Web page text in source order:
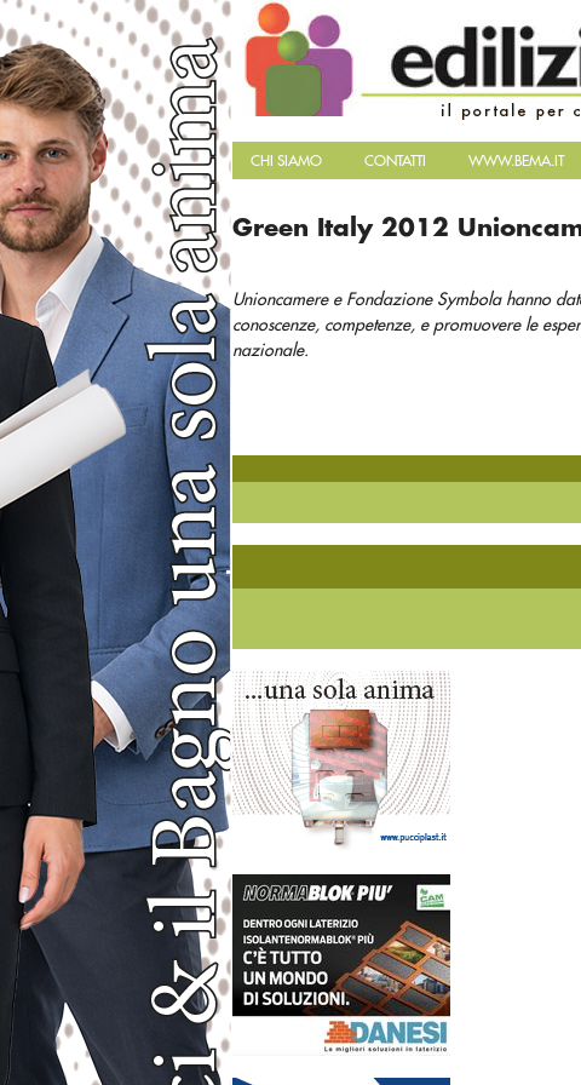
CHI SIAMO CONTATTI WWW.BEMA.IT
Green Italy 2012
Unioncamere e Fondazione Symbola hanno
conoscenze, competenze, e promuovere le
nazionale.